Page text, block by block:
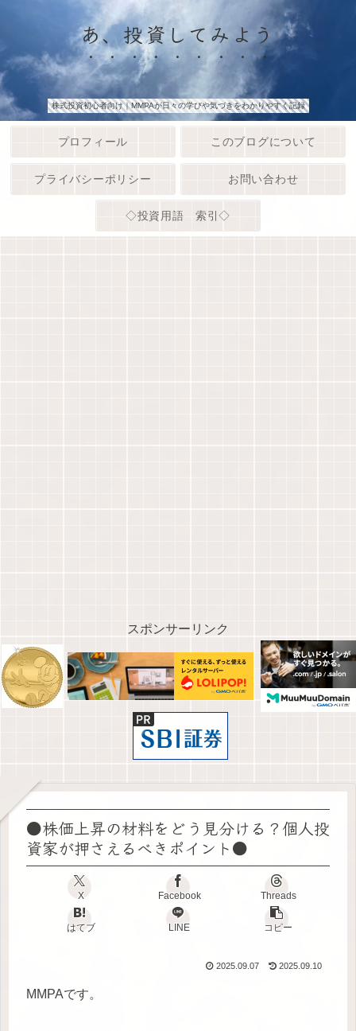
あ、投資してみよう
株式投資初心者向け｜MMPAが日々の学びや気づきをわかりやすく記録
プロフィール このブログについて
プライバシーポリシー お問い合わせ
◇投資用語 索引◇
スポンサーリンク
●株価上昇の材料をどう見分ける？個人投
資家が押さえるべきポイント●
X Facebook Threads
はてブ LINE コピー
2025.09.07 2025.09.10
MMPAです。